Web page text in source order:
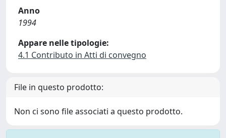
Anno
1994
Appare nelle tipologie:
4.1 Contributo in Atti di convegno
File in questo prodotto:
Non ci sono file associati a questo prodotto.